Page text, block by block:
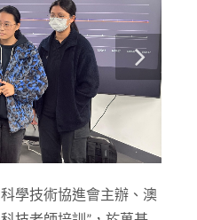
學技術協進會主辦、澳